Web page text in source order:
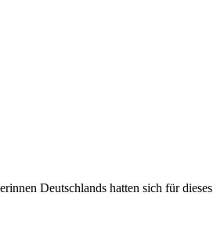
Deutschlands hatten sich für dieses